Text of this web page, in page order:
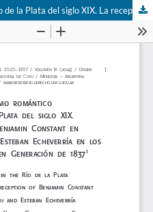
El liberalismo romántico en el Río de la Plata del siglo XIX. La recepción de Benjamin Constant en Juan bautista Alberdi y Esteban Echeverría en los comienzos de la Joven Generación de 1837